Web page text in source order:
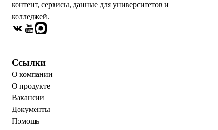
контент, сервисы, данные для университетов и
колледжей.
Ссылки
О компании
О продукте
Вакансии
Документы
Помощь